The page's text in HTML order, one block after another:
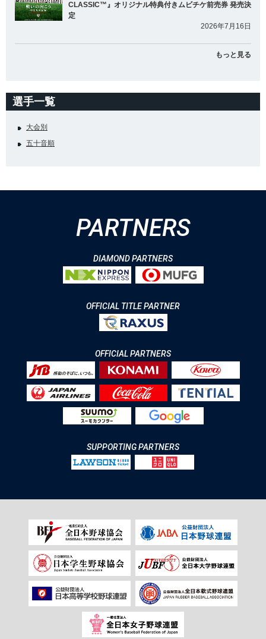
CLASSIC™』オリジナル特典付きムビチケ前売券 発売決
定
2026年7月16日
もっと見る
選手一覧
大会別
五十音順
PARTNERS
DIAMOND PARTNERS
OFFICIAL TITLE PARTNER
OFFICIAL PARTNERS
SUPPORTING PARTNERS